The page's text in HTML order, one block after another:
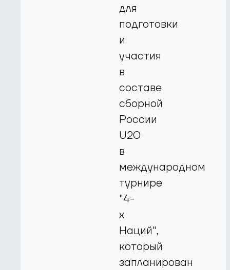
для
подготовки
и
участия
в
составе
сборной
России
U20
в
международном
турнире
"4-
х
Наций",
который
запланирован